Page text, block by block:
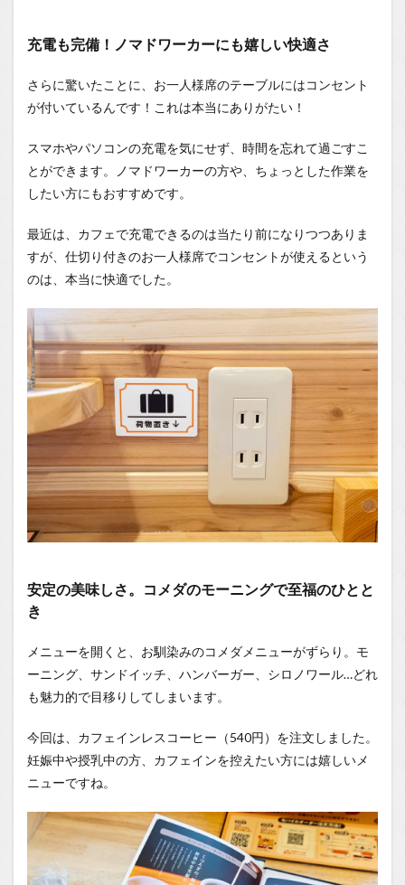
充電も完備！ノマドワーカーにも嬉しい快適さ
さらに驚いたことに、お一人様席のテーブルにはコンセント
が付いているんです！これは本当にありがたい！
スマホやパソコンの充電を気にせず、時間を忘れて過ごすこ
とができます。ノマドワーカーの方や、ちょっとした作業を
したい方にもおすすめです。
最近は、カフェで充電できるのは当たり前になりつつありま
すが、仕切り付きのお一人様席でコンセントが使えるという
のは、本当に快適でした。
安定の美味しさ。コメダのモーニングで至福のひとと
き
メニューを開くと、お馴染みのコメダメニューがずらり。モ
ーニング、サンドイッチ、ハンバーガー、シロノワール…どれ
も魅力的で目移りしてしまいます。
今回は、カフェインレスコーヒー（540円）を注文しました。
妊娠中や授乳中の方、カフェインを控えたい方には嬉しいメ
ニューですね。